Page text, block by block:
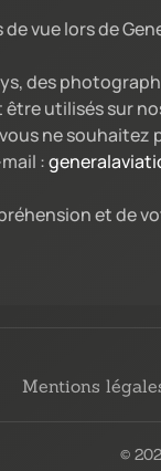
vue lors de
des
utilisés sur
ne souhaitez
:
et de
Mentions
©